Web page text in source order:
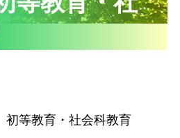
等教育・社会科教育